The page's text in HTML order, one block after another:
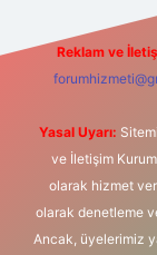
Reklam ve
Yasal Uyarı:
ve İletişim
olarak hizmet
olarak denetleme
Ancak, üyelerimiz